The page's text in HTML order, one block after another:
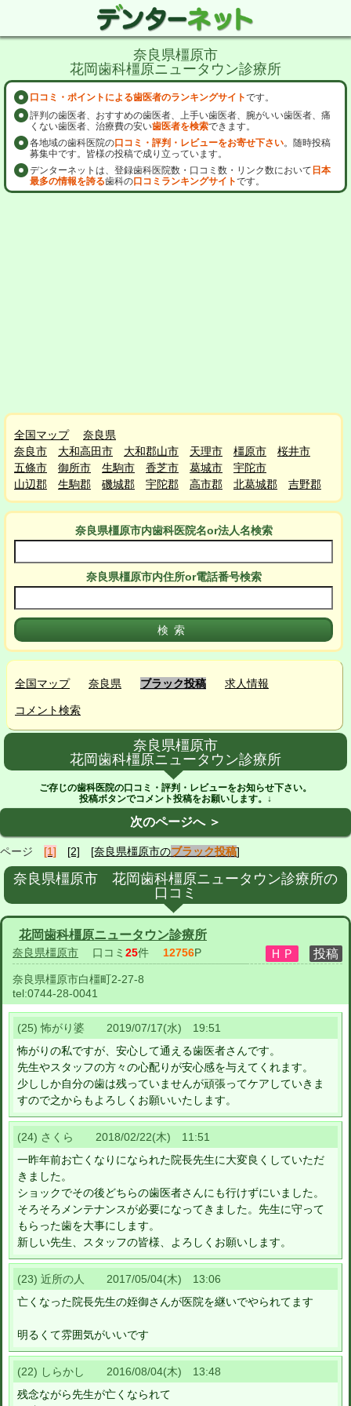
奈良県橿原市
花岡歯科橿原ニュータウン診療所
口コミ・ポイントによる歯医者のランキングサイトです。
評判の歯医者、おすすめの歯医者、上手い歯医者、腕がいい歯医者、痛
くない歯医者、治療費の安い歯医者を検索できます。
各地域の歯科医院の口コミ・評判・レビューをお寄せ下さい。随時投稿
募集中です。皆様の投稿で成り立っています。
デンターネットは、登録歯科医院数・口コミ数・リンク数において 日本
最多の情報を誇る歯科の口コミランキングサイトです。
全国マップ
奈良県
奈良市
大和高田市 大和郡山市 天理市 橿原市
桜井市
五條市
御所市 生駒市 香芝市 葛城市
宇陀市
山辺郡
生駒郡 磯城郡 宇陀郡 高市郡 北葛城郡 吉野郡
奈良県橿原市内歯科医院名or法人名検索
奈良県橿原市内住所or電話番号検索
全国マップ 奈良県 ブラック投稿 求人情報
コメント検索
奈良県橿原市
花岡歯科橿原ニュータウン診療所
ご存じの歯科医院の口コミ・評判・レビューをお知らせ下さい。
投稿ボタンでコメント投稿をお願いします。↓
次のページへ ＞
ページ [1] [2] [奈良県橿原市のブラック投稿]
奈良県橿原市 花岡歯科橿原ニュータウン診療所の
口コミ
花岡歯科橿原ニュータウン診療所
奈良県橿原市 口コミ 25件 12756P
奈良県橿原市白橿町2-27-8
tel:0744-28-0041
(25) 怖がり婆 2019/07/17(水) 19:51
怖がりの私ですが、安心して通える歯医者さんです。
先生やスタッフの方々の心配りが安心感を与えてくれます。
少ししか自分の歯は残っていませんが頑張ってケアしていきま
すので之からもよろしくお願いいたします。
(24) さくら 2018/02/22(木) 11:51
一昨年前お亡くなりになられた院長先生に大変良くしていただ
きました。
ショックでその後どちらの歯医者さんにも行けずにいました。
そろそろメンテナンスが必要になってきました。先生に守って
もらった歯を大事にします。
新しい先生、スタッフの皆様、よろしくお願いします。
(23) 近所の人 2017/05/04(木) 13:06
亡くなった院長先生の姪御さんが医院を継いでやられてます
明るくて雰囲気がいいです
(22) しらかし 2016/08/04(木) 13:48
残念ながら先生が亡くなられて